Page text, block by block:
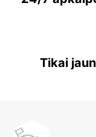
Tikai